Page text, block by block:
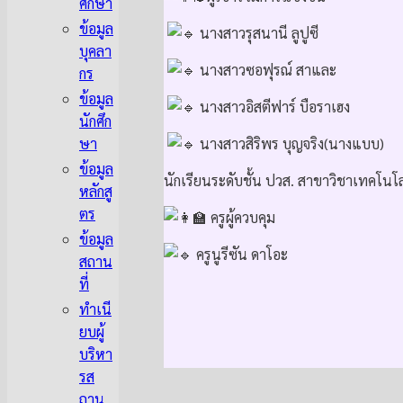
ข้อมูล
บุคลา
กร
ข้อมูล
นักศึก
ษา
ข้อมูล
หลักสู
ตร
ข้อมูล
สถาน
ที่
ทำเนี
ยบผู้
บริหา
รส
ถาน
นางสาวรุสนานี ลูปูซี
นางสาวซอฟุรณ์ สาและ
นางสาวอิสตีฟาร์ บือราเฮง
นางสาวสิริพร บุญจริง(นางแบบ)
นักเรียนระดับชั้น ปวส. สาขาวิชาเทคโน
ครูผู้ควบคุม
ครูนูรีซัน ดาโอะ